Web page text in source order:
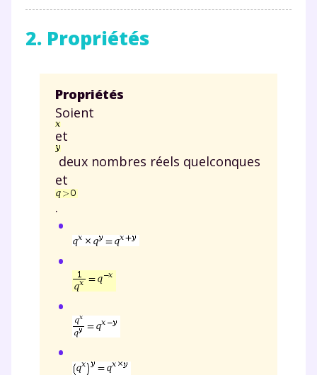
2. Propriétés
Propriétés
Soient
et
deux nombres réels quelconques
et
.